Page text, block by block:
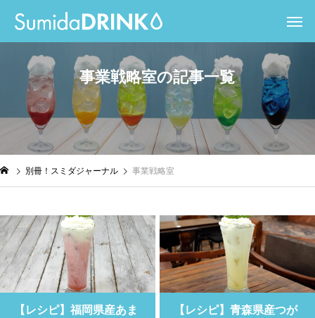
事業戦略室の記事一覧
別冊！スミダジャーナル 事業戦略室
【レシピ】福岡県産あま
【レシピ】青森県産つが